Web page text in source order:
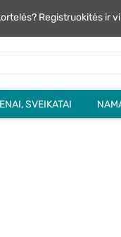
Registruokitės ir
SVEIKATAI